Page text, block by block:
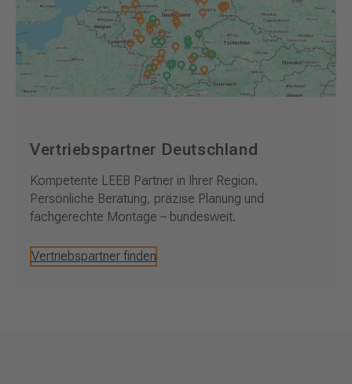
Vertriebspartner Deutschland
Kompetente LEEB Partner in Ihrer Region.
Persönliche Beratung, präzise Planung und
fachgerechte Montage – bundesweit.
Vertriebspartner finden